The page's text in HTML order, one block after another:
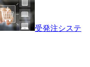
受発注システ